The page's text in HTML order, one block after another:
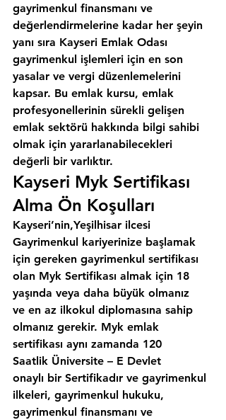
gayrimenkul finansmanı ve
değerlendirmelerine kadar her şeyin
yanı sıra Kayseri Emlak Odası
gayrimenkul işlemleri için en son
yasalar ve vergi düzenlemelerini
kapsar. Bu emlak kursu, emlak
profesyonellerinin sürekli gelişen
emlak sektörü hakkında bilgi sahibi
olmak için yararlanabilecekleri
değerli bir varlıktır.
Kayseri Myk Sertifikası
Alma Ön Koşulları
Kayseri’nin,Yeşilhisar ilcesi
Gayrimenkul kariyerinize başlamak
için gereken gayrimenkul sertifikası
olan Myk Sertifikası almak için 18
yaşında veya daha büyük olmanız
ve en az ilkokul diplomasına sahip
olmanız gerekir. Myk emlak
sertifikası aynı zamanda 120
Saatlik Üniversite – E Devlet
onaylı bir Sertifikadır ve gayrimenkul
ilkeleri, gayrimenkul hukuku,
gayrimenkul finansmanı ve